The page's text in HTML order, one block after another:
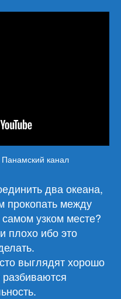
канал
два океана,
прокопать между
узком месте?
плохо ибо это
выглядят хорошо